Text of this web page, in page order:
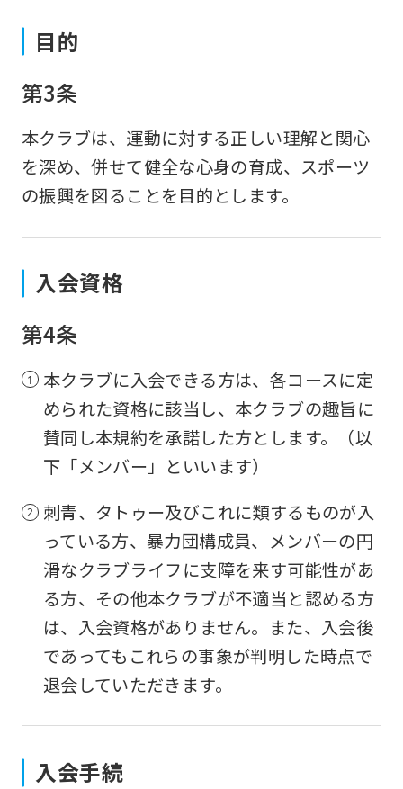
目的
第3条
本クラブは、運動に対する正しい理解と関心
を深め、併せて健全な心身の育成、スポーツ
の振興を図ることを目的とします。
入会資格
第4条
本クラブに入会できる方は、各コースに定
められた資格に該当し、本クラブの趣旨に
賛同し本規約を承諾した方とします。（以
下「メンバー」といいます）
刺青、タトゥー及びこれに類するものが入
っている方、暴力団構成員、メンバーの円
滑なクラブライフに支障を来す可能性があ
る方、その他本クラブが不適当と認める方
は、入会資格がありません。また、入会後
であってもこれらの事象が判明した時点で
退会していただきます。
入会手続